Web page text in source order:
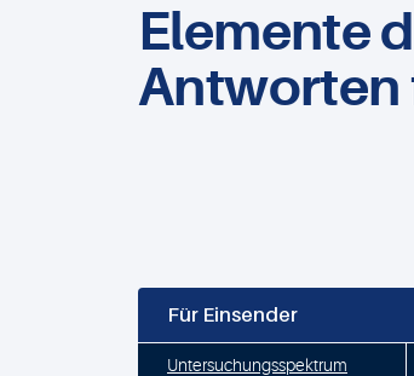
Elemente
Antworten
Für Einsender
Untersuchungsspektrum